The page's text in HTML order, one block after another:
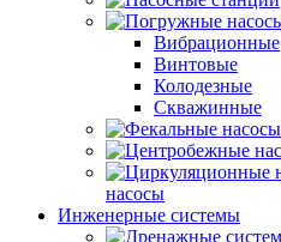
Вибрационные
Винтовые
Колодезные
Скважинные
насосы
Инженерные системы